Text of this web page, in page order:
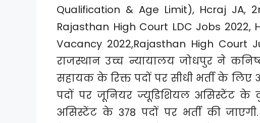
Qualification & Age Limit), Hcraj JA,
Rajasthan High Court LDC Jobs 2022,
Vacancy 2022,Rajasthan High Court
राजस्थान उच्च न्यायालय जोधपुर ने
सहायक के रिक्त पदों पर सीधी भर्ती के
पदों पर जूनियर ज्यूडिशियल असिस्टेंट
असिस्टेंट के 378 पदों पर भर्ती की